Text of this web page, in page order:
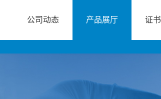
公司动态 产品展厅 证